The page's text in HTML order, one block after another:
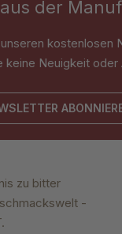
der
kostenlosen
keine Neuigkeit oder
zu bitter
-